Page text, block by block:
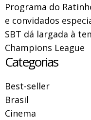
Programa do
e convidados
SBT dá largada à
Champions League
Categorias
Best-seller
Brasil
Cinema